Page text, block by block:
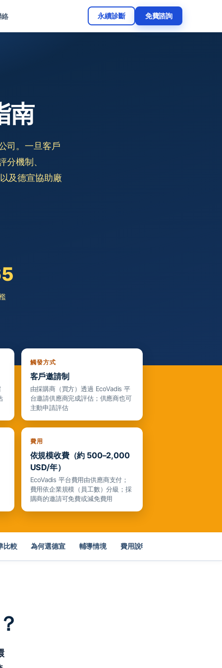
絡 永續診斷 免費諮詢
南
司。一旦客戶
分機制、
及德宣協助廠
觸發方式
客戶邀請制
由採購商（買方）透過 EcoVadis 平
台邀請供應商完成評估；供應商也可
主動申請評估
費用
依規模收費（約 500–2,000
USD/年）
EcoVadis 平台費用由供應商支付；
費用依企業規模（員工數）分級；採
購商的邀請可免費或減免費用
比較 為何選德宣 輔導情境 費用說明